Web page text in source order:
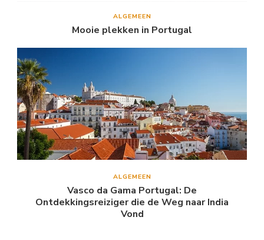
ALGEMEEN
Mooie plekken in Portugal
ALGEMEEN
Vasco da Gama Portugal: De
Ontdekkingsreiziger die de Weg naar India
Vond